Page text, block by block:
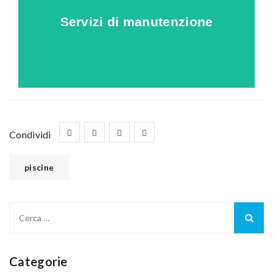
Servizi di manutenzione
scopri come proteggere la tua
Condividi
piscine
Categorie